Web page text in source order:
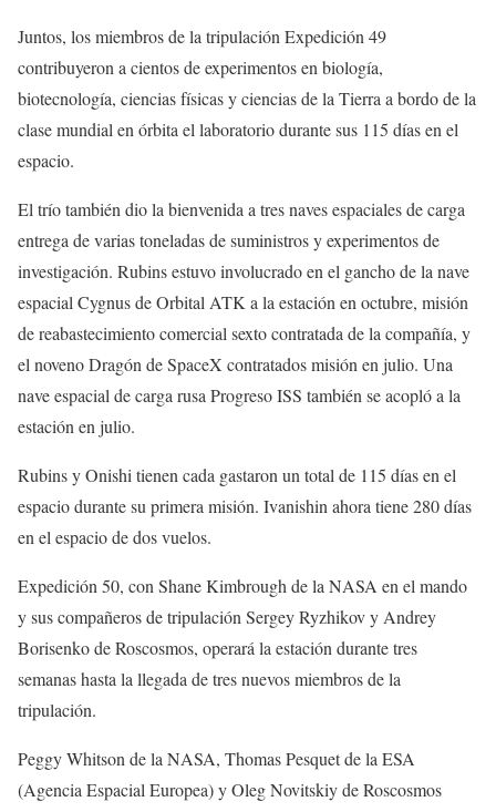
Juntos, los miembros de la tripulación Expedición 49
contribuyeron a cientos de experimentos en biología,
biotecnología, ciencias físicas y ciencias de la Tierra a bordo de la
clase mundial en órbita el laboratorio durante sus 115 días en el
espacio.
El trío también dio la bienvenida a tres naves espaciales de carga
entrega de varias toneladas de suministros y experimentos de
investigación. Rubins estuvo involucrado en el gancho de la nave
espacial Cygnus de Orbital ATK a la estación en octubre, misión
de reabastecimiento comercial sexto contratada de la compañía, y
el noveno Dragón de SpaceX contratados misión en julio. Una
nave espacial de carga rusa Progreso ISS también se acopló a la
estación en julio.
Rubins y Onishi tienen cada gastaron un total de 115 días en el
espacio durante su primera misión. Ivanishin ahora tiene 280 días
en el espacio de dos vuelos.
Expedición 50, con Shane Kimbrough de la NASA en el mando
y sus compañeros de tripulación Sergey Ryzhikov y Andrey
Borisenko de Roscosmos, operará la estación durante tres
semanas hasta la llegada de tres nuevos miembros de la
tripulación.
Peggy Whitson de la NASA, Thomas Pesquet de la ESA
(Agencia Espacial Europea) y Oleg Novitskiy de Roscosmos